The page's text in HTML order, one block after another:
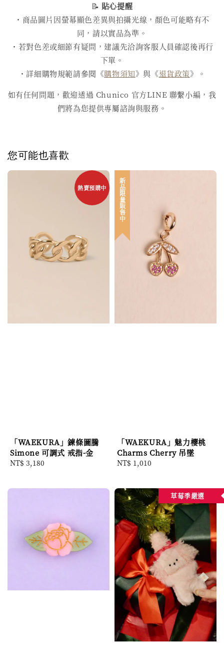
📝 貼心提醒
・商品圖片因螢幕顯色差異與拍攝光線，顏色可能略有不
同，請以實品為準。
・若對色差或細節有疑問，建議先洽詢客服人員確認後再行
下單。
・詳細購物規範請參閱《購物須知》與《退貨政策》。
如有任何問題，歡迎透過 Chunico 官方LINE 聯繫小編，我
們將為您提供專屬諮詢與服務。
您可能也喜歡
熱賣預購中
「WAEKURA」鍊條圖騰
Simone 可調式 戒指-金
Regular
NT$ 3,180
新品限量販售中
「WAEKURA」魅力櫻桃
Charms Cherry 吊墜
Regular
NT$ 1,010
草莓季嚴選